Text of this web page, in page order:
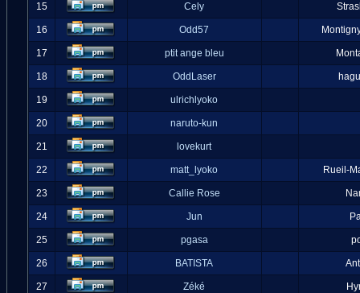
15 Cely
16 Odd57
17 ptit ange bleu
18 OddLaser
19 ulrichlyoko
20 naruto-kun
21 lovekurt
22 matt_lyoko Rueil-
23 Callie Rose
24 Jun
25 pgasa
26 BATISTA
27 Zéké